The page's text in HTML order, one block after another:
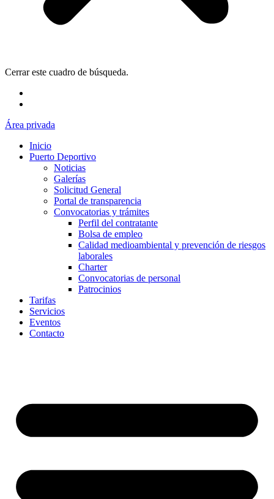
Cerrar este cuadro de búsqueda.
Área privada
Inicio
Puerto Deportivo
Noticias
Galerías
Solicitud General
Portal de transparencia
Convocatorias y trámites
Perfil del contratante
Bolsa de empleo
Calidad medioambiental y prevención de riesgos
laborales
Charter
Convocatorias de personal
Patrocinios
Tarifas
Servicios
Eventos
Contacto